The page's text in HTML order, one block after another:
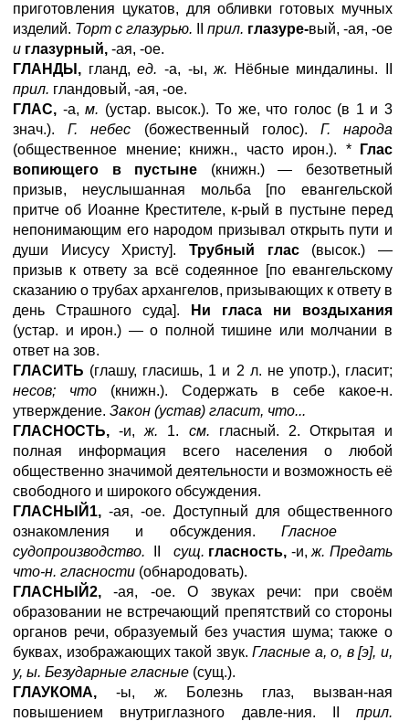
приготовления цукатов, для обливки готовых мучных
изделий. Торт с глазурью. прил. глазуре-вый, -ая, -ое
и глазурный, -ая, -ое.
ГЛАНДЫ, гланд,ед. -а, -ы,ж. Нёбные миндалины. II
прил. гландовый, -ая, -ое.
ГЛАС, -а,м. (устар. высок.). То же, что голос (в 1 и 3
знач.).Г. небес (божественный голос). Г. народа
(общественное мнение; книжн., часто ирон.). *Глас
вопиющего в пустыне (книжн.) — безответный
призыв, неуслышанная мольба [по евангельской
притче об Иоанне Крестителе, к-рый в пустыне перед
непонимающим его народом призывал открыть пути и
души Иисусу Христу]. Трубный глас(высок.) —
призыв к ответу за всё содеянное [по евангельскому
сказанию о трубах архангелов, призывающих к ответу в
день Страшного суда].
Ни гласа ни воздыхания
(устар. и ирон.) — о полной тишине или молчании в
ответ на зов.
ГЛАСИТЬ (глашу, гласишь, 1 и 2 л. не употр.), гласит;
несов; что (книжн.). Содержать в себе какое-н.
утверждение. Закон (устав) гласит, что...
ГЛАСНОСТЬ, -и,ж. 1. см. гласный. 2. Открытая и
полная информация всего населения о любой
общественно значимой деятельности и возможность её
свободного и широкого обсуждения.
ГЛАСНЫЙ1, -ая, -ое. Доступный для общественного
ознакомления и обсуждения.Гласное
судопроизводство.
сущ. гласность, -и,ж. Предать
что-н. гласности (обнародовать).
ГЛАСНЫЙ2, -ая, -ое. О звуках речи: при своём
образовании не встречающий препятствий со стороны
органов речи, образуемый без участия шума; также о
буквах, изображающих такой звук.Гласные а, о, в [э], и,
у, ы. Безударные гласные (сущ.).
ГЛАУКОМА, -ы, ж. Болезнь глаз, вызван-ная
повышением внутриглазного давле-ния. II прил.